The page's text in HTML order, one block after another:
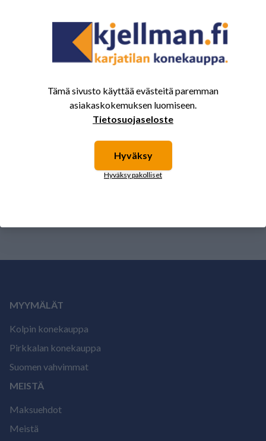
(0/5) Yhteensä 0 Arvostelut
MYYMÄLÄT
Kolpin konekauppa
Pirkkalan konekauppa
Suomen vahvimmat
MEISTÄ
Maksuehdot
Meistä
Tämä sivusto käyttää evästeitä paremman
asiakaskokemuksen luomiseen.
Tietosuojaseloste
Hyväksy
Hyväksy pakolliset